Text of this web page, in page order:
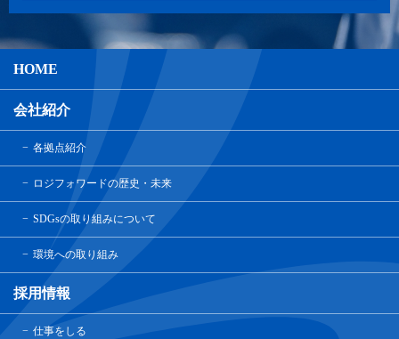
HOME
会社紹介
各拠点紹介
ロジフォワードの歴史・未来
SDGsの取り組みについて
環境への取り組み
採用情報
仕事をしる